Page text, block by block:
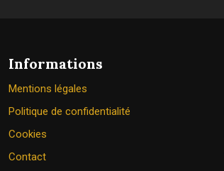
Informations
Mentions légales
Politique de confidentialité
Cookies
Contact